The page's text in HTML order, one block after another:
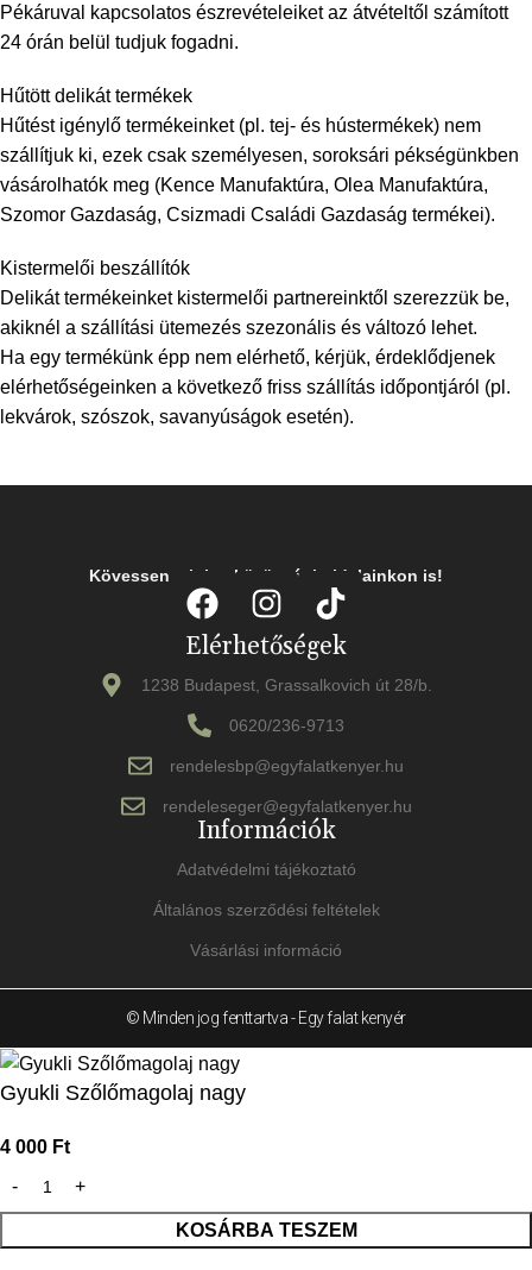
Pékáruval kapcsolatos észrevételeiket az átvételtől számított
24 órán belül tudjuk fogadni.
Hűtött delikát termékek
Hűtést igénylő termékeinket (pl. tej- és hústermékek) nem
szállítjuk ki, ezek csak személyesen, soroksári pékségünkben
vásárolhatók meg (Kence Manufaktúra, Olea Manufaktúra,
Szomor Gazdaság, Csizmadi Családi Gazdaság termékei).
Kistermelői beszállítók
Delikát termékeinket kistermelői partnereinktől szerezzük be,
akiknél a szállítási ütemezés szezonális és változó lehet.
Ha egy termékünk épp nem elérhető, kérjük, érdeklődjenek
elérhetőségeinken a következő friss szállítás időpontjáról (pl.
lekvárok, szószok, savanyúságok esetén).
Kövessen minket közösségi oldalainkon is!
Elérhetőségek
1238 Budapest, Grassalkovich út 28/b.
0620/236-9713
rendelesbp@egyfalatkenyer.hu
rendeleseger@egyfalatkenyer.hu
Információk
Adatvédelmi tájékoztató
Általános szerződési feltételek
Vásárlási információ
© Minden jog fenttartva - Egy falat kenyér
Gyukli Szőlőmagolaj nagy
4 000 Ft
KOSÁRBA TESZEM